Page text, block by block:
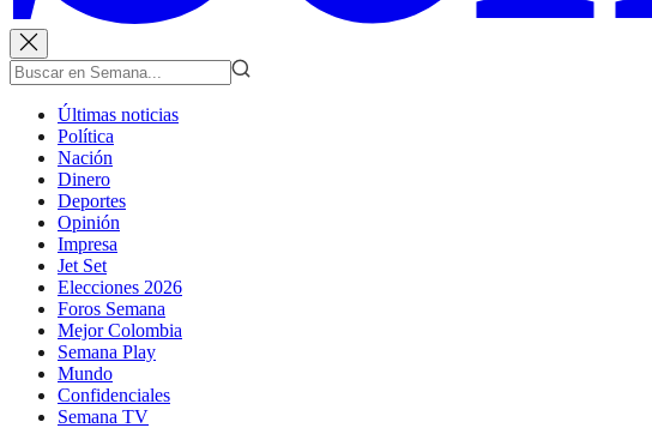
Últimas noticias
Política
Nación
Dinero
Deportes
Opinión
Impresa
Jet Set
Elecciones 2026
Foros Semana
Mejor Colombia
Semana Play
Mundo
Confidenciales
Semana TV